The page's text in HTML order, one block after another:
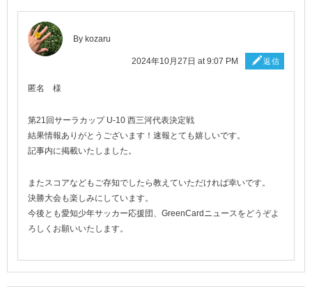
By kozaru
2024年10月27日 at 9:07 PM 返信
匿名 様
第21回サーラカップ U-10 西三河代表決定戦
結果情報ありがとうございます！速報とても嬉しいです。
記事内に掲載いたしました。
またスコアなどもご存知でしたら教えていただければ幸いです。
決勝大会も楽しみにしています。
今後とも愛知少年サッカー応援団、GreenCardニュースをどうぞよ
ろしくお願いいたします。